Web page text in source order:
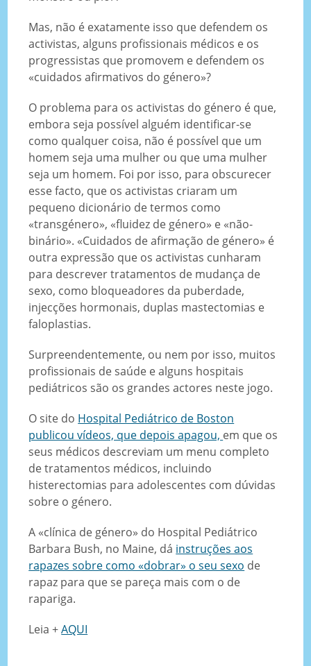
Mas, não é exatamente isso que defendem os
activistas, alguns profissionais médicos e os
progressistas que promovem e defendem os
«cuidados afirmativos do género»?
O problema para os activistas do género é que,
embora seja possível alguém identificar-se
como qualquer coisa, não é possível que um
homem seja uma mulher ou que uma mulher
seja um homem. Foi por isso, para obscurecer
esse facto, que os activistas criaram um
pequeno dicionário de termos como
«transgénero», «fluidez de género» e «não-
binário». «Cuidados de afirmação de género» é
outra expressão que os activistas cunharam
para descrever tratamentos de mudança de
sexo, como bloqueadores da puberdade,
injecções hormonais, duplas mastectomias e
faloplastias.
Surpreendentemente, ou nem por isso, muitos
profissionais de saúde e alguns hospitais
pediátricos são os grandes actores neste jogo.
O site do Hospital Pediátrico de Boston
publicou vídeos, que depois apagou, em que os
seus médicos descreviam um menu completo
de tratamentos médicos, incluindo
histerectomias para adolescentes com dúvidas
sobre o género.
A «clínica de género» do Hospital Pediátrico
Barbara Bush, no Maine, dá instruções aos
rapazes sobre como «dobrar» o seu sexo de
rapaz para que se pareça mais com o de
rapariga.
Leia +AQUI